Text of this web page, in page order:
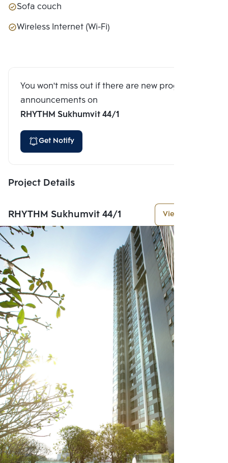
Sofa couch
Wireless Internet (Wi-Fi)
You won't miss out if there are new program
announcements on
RHYTHM Sukhumvit 44/1
Get Notify
Project Details
RHYTHM Sukhumvit 44/1 View More